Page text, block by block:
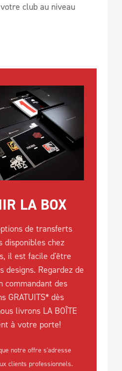
club au niveau
LA BOX
de transferts
disponibles chez
il est facile d'être
designs. Regardez de
commandant des
GRATUITS* dès
livrons LA BOÎTE
à votre porte!
notre offre s'adresse
clients professionnels.